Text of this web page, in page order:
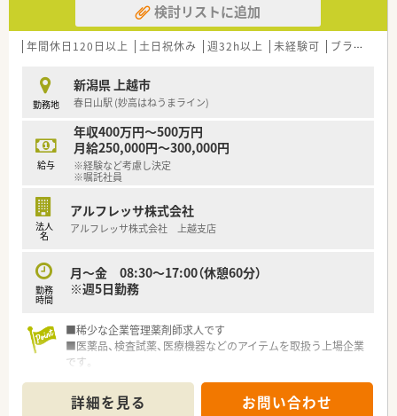
検討リストに追加
年間休日120日以上 土日祝休み 週32h以上 未経験可 ブランク可
勤務地
新潟県 上越市
春日山駅 (妙高はねうまライン)
給与
年収400万円～500万円
月給250,000円～300,000円
※経験など考慮し決定
※嘱託社員
法人
名
アルフレッサ株式会社
アルフレッサ株式会社 上越支店
勤務
時間
月～金 08:30～17:00（休憩60分）
※週5日勤務
■稀少な企業管理薬剤師求人です
■医薬品、検査試薬、医療機器などのアイテムを取扱う上場企業
です。
必要となります。
詳細を見る お問い合わせ